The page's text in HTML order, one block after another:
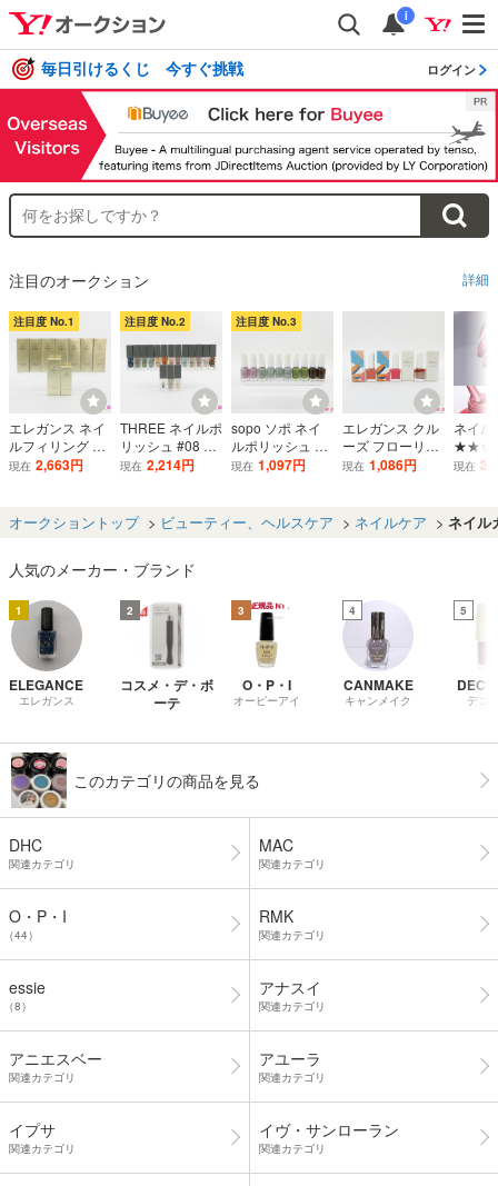
i
毎日引けるくじ 今すぐ挑戦 ログイン
注目のオークション 詳細
注目度 No.1
エレガンス ネイ
ルフィリング 7m
l ネイルケアカラ
0 #21 8.5ml 9点
セット MC174
現在 2,663円
注目度 No.2
THREE ネイルポ
リッシュ #08 #6
0 #70 #72 #77 #
コート べースコ
ート 16点セット
現在 2,214円
注目度 No.3
sopo ソポ ネイ
ルポリッシュ #0
2 #03 #06 #07 #
現在 1,097円
エレガンス クル
ーズ フローリッ
ク ネイルラッカ
ト MC726
現在 1,086円
ネイ
★★☆
マニキ
うに輝
のポリ
現在
オークショントップ ビューティー、ヘルスケア ネイルケア ネイル
人気のメーカー・ブランド
1
ELEGANCE
エレガンス
2
コスメ・デ・ボ
ーテ
3
O・P・I
オーピーアイ
4
CANMAKE
キャンメイク
5
デコ
このカテゴリの商品を見る
DHC
関連カテゴリ
MAC
関連カテゴリ
O・P・I
（44）
RMK
関連カテゴリ
essie
（8）
アナスイ
関連カテゴリ
アニエスベー
関連カテゴリ
アユーラ
関連カテゴリ
イプサ
関連カテゴリ
イヴ・サンローラン
関連カテゴリ